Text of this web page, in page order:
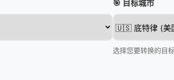
🎯 目标城市
选择您要转换的目